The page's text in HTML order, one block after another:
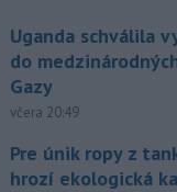
Uganda schválila
do
Gazy
včera 20:49
Pre únik ropy z
hrozí ekologická